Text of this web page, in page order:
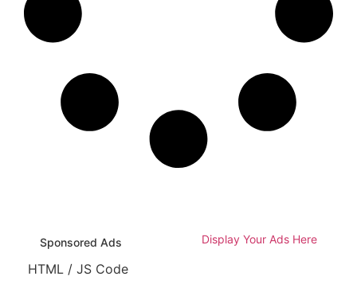
Sponsored Ads Display Your Ads Here
HTML / JS Code